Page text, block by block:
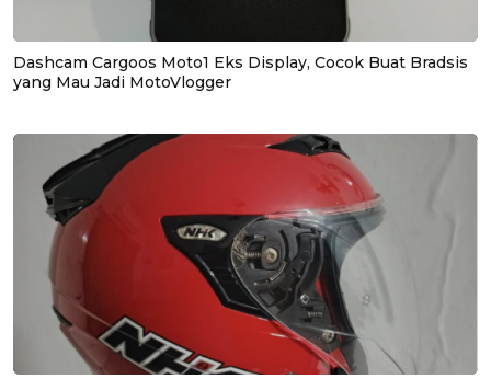
Dashcam Cargoos Moto1 Eks Display, Cocok Buat Bradsis
yang Mau Jadi MotoVlogger